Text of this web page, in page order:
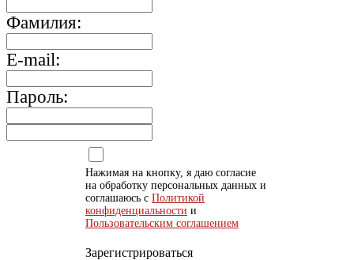
Фамилия:
E-mail:
Пароль:
Нажимая на кнопку, я даю согласие
на обработку персональных данных и
соглашаюсь с Политикой
конфиденциальности и
Пользовательским соглашением
Зарегистрироваться